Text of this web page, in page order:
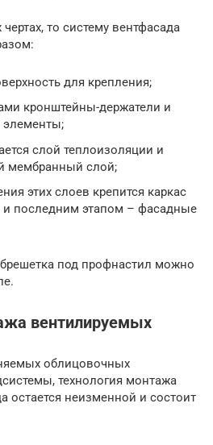
то систему вентфасада
для крепления;
кронштейны-держатели и
слой теплоизоляции и
мембранный слой;
этих слоев крепится каркас
и последним этапом – фасадные
под профнастил можно
вентилируемых
облицовочных
технология монтажа
остается неизменной и состоит